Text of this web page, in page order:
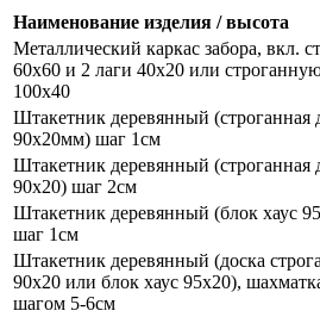
Наименование изделия / высота
Металлический каркас забора, вкл.
60х60 и 2 лаги 40х20 или
100х40
Штакетник деревянный (строганная
90х20мм) шаг 1см
Штакетник деревянный (строганная
90х20) шаг 2см
Штакетник деревянный (блок хаус
шаг 1см
Штакетник деревянный (доска
90х20 или блок хаус 95х20),
шагом 5-6см